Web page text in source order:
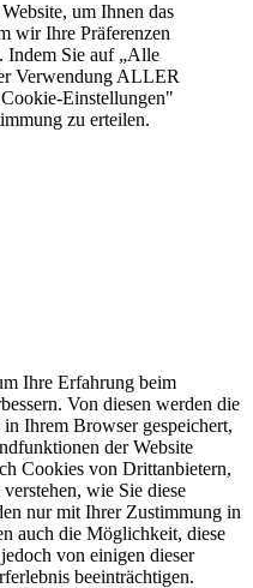
um Ihnen das
wir Ihre Präferenzen
Indem Sie auf „Alle
Verwendung ALLER
Einstellungen"
zu erteilen.
Ihre Erfahrung beim
Von diesen werden die
Ihrem Browser gespeichert,
der Website
Cookies von Drittanbietern,
wie Sie diese
nur mit Ihrer Zustimmung in
auch die Möglichkeit, diese
von einigen dieser
beeinträchtigen.